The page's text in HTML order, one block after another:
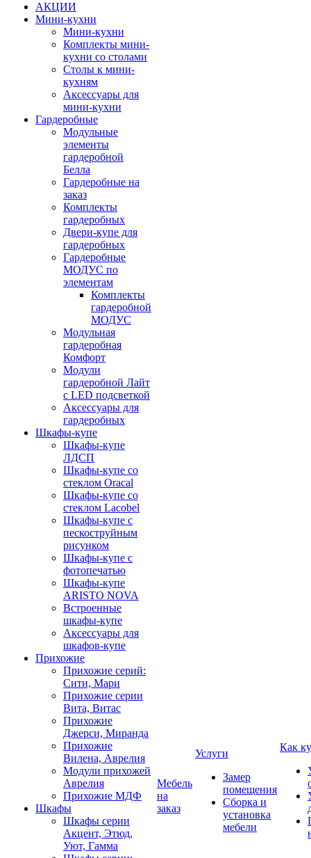
АКЦИИ
Мини-кухни
Мини-кухни
Комплекты мини-
кухни со столами
Столы к мини-
кухням
Аксессуары для
мини-кухни
Гардеробные
Модульные
элементы
гардеробной
Белла
Гардеробные на
заказ
Комплекты
гардеробных
Двери-купе для
гардеробных
Гардеробные
МОДУС по
элементам
Комплекты
гардеробной
МОДУС
Модульная
гардеробная
Комфорт
Модули
гардеробной Лайт
с LED подсветкой
Аксессуары для
гардеробных
Шкафы-купе
Шкафы-купе
ЛДСП
Шкафы-купе со
стеклом Oracal
Шкафы-купе со
стеклом Lacobel
Шкафы-купе с
пескоструйным
рисунком
Шкафы-купе с
фотопечатью
Шкафы-купе
ARISTO NOVA
Встроенные
шкафы-купе
Аксессуары для
шкафов-купе
Прихожие
Прихожие серий:
Сити, Мари
Прихожие серии
Вита, Витас
Прихожие
Джерси, Миранда
Прихожие
Вилена, Аврелия
Модули прихожей
Аврелия
Прихожие МДФ
Шкафы
Шкафы серии
Акцент, Этюд,
Уют, Гамма
Мебель
на
заказ
Услуги
Замер
помещения
Сборка и
установка
мебели
Как